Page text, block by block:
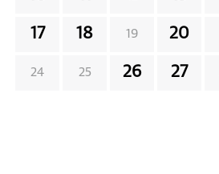
17 18 19 20
24 25 26 27